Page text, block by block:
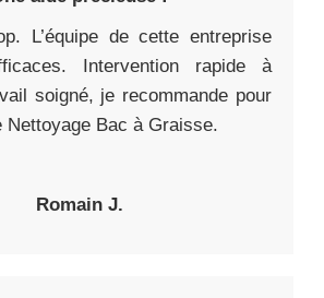
L’équipe de cette entreprise
Intervention rapide à
soigné, je recommande pour
Nettoyage Bac à Graisse.
Romain J.